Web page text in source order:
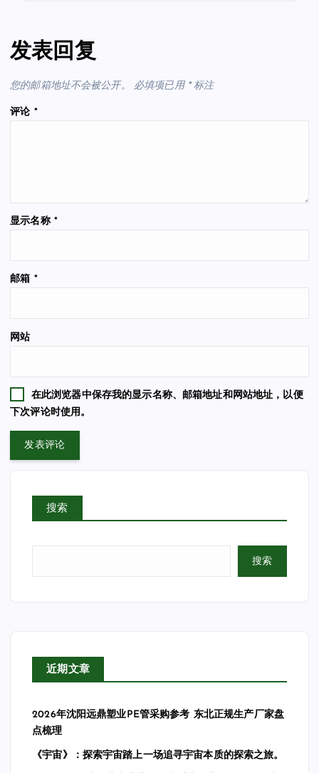
发表回复
您的邮箱地址不会被公开。 必填项已用 *标注
评论 *
显示名称 *
邮箱 *
网站
在此浏览器中保存我的显示名称、邮箱地址和网站地址，以便
下次评论时使用。
搜索
搜索
近期文章
2026年沈阳远鼎塑业PE管采购参考 东北正规生产厂家盘
点梳理
《宇宙》：探索宇宙踏上一场追寻宇宙本质的探索之旅。